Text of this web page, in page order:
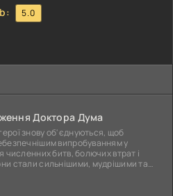
5.0
Доктора Дума
знову об'єднуються, щоб
випробуванням у
численних битв, болючих втрат і
стали сильнішими, мудрішими та